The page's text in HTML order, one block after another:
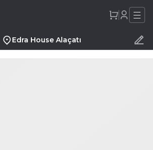
Edra House Alaçatı